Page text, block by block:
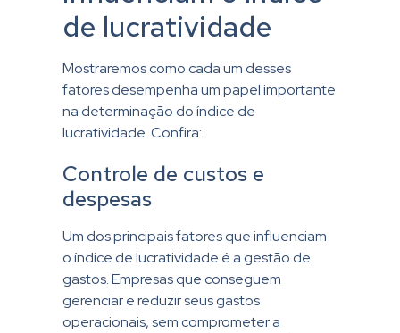
de lucratividade
Mostraremos como cada um desses
fatores desempenha um papel importante
na determinação do índice de
lucratividade. Confira:
Controle de custos e
despesas
Um dos principais fatores que influenciam
o índice de lucratividade é a gestão de
gastos. Empresas que conseguem
gerenciar e reduzir seus gastos
operacionais, sem comprometer a